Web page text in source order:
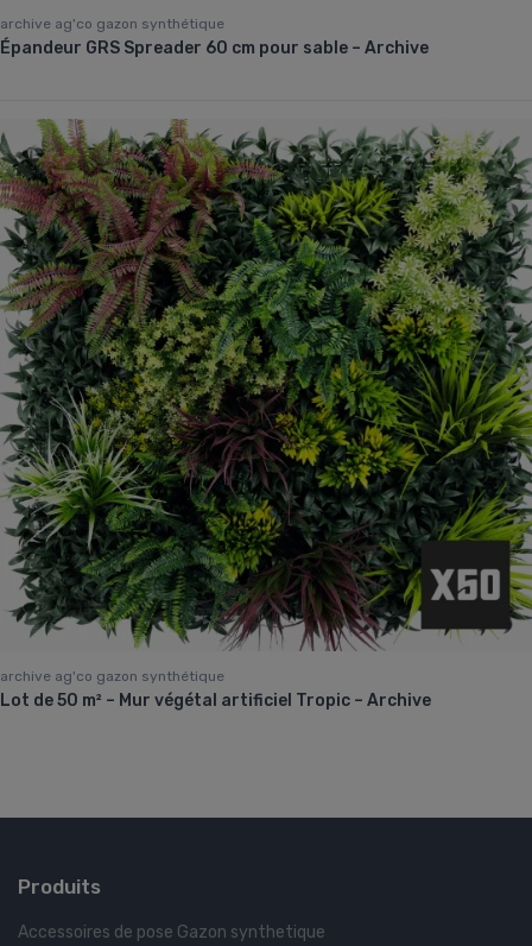
archive ag'co gazon synthétique
Épandeur GRS Spreader 60 cm pour sable – Archive
archive ag'co gazon synthétique
Lot de 50 m² – Mur végétal artificiel Tropic – Archive
Produits
Accessoires de pose Gazon synthetique